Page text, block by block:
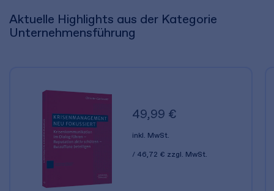
Aktuelle Highlights aus der Kategorie
Unternehmensführung
49,99 €
inkl. MwSt.
46,72 € zzgl. MwSt.